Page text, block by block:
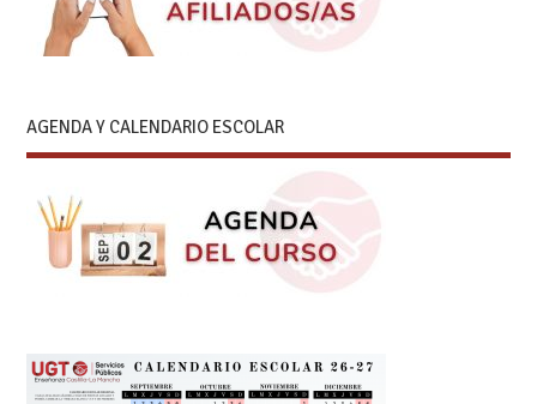
AGENDA Y CALENDARIO ESCOLAR